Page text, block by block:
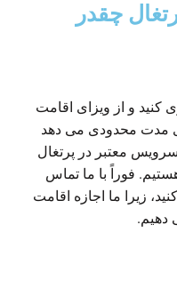
چقدر
کنید و از ویزای اقامت
مدت محدودی می دهد
معتبر در پرتغال
فوراً با ما تماس
زیرا ما اجازه اقامت
دهیم.